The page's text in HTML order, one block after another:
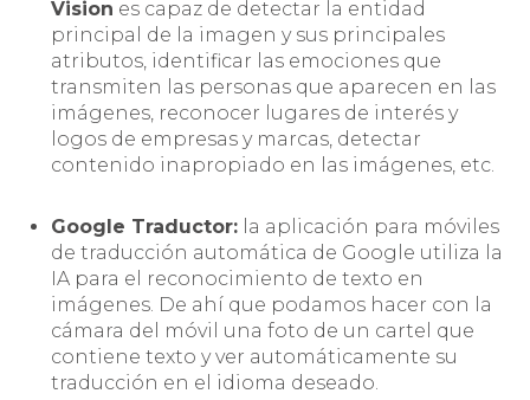
Vision es capaz de detectar la entidad
principal de la imagen y sus principales
atributos, identificar las emociones que
transmiten las personas que aparecen en las
imágenes, reconocer lugares de interés y
logos de empresas y marcas, detectar
contenido inapropiado en las imágenes, etc.
Google Traductor: la aplicación para móviles
de traducción automática de Google utiliza la
IA para el reconocimiento de texto en
imágenes. De ahí que podamos hacer con la
cámara del móvil una foto de un cartel que
contiene texto y ver automáticamente su
traducción en el idioma deseado.